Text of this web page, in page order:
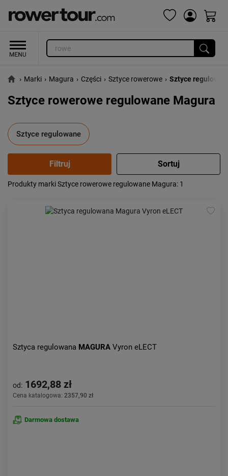
› Marki › Magura › Części › Sztyce rowerowe › Sztyce
Sztyce rowerowe regulowane Magura
Sztyce regulowane
Popularność:
od najwyższej
Produkty marki Sztyce rowerowe regulowane Magura: 1
Sztyca regulowana MAGURA Vyron eLECT
od: 1692,88 zł
Cena katalogowa: 2357,90 zł
Darmowa dostawa